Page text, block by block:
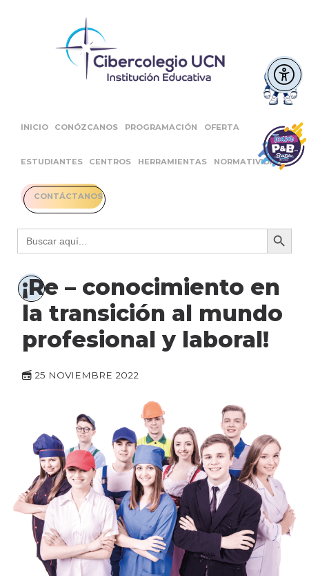
INICIO CONÓZCANOS PROGRAMACIÓN OFERTA
ESTUDIANTES CENTROS HERRAMIENTAS NORMATIVIDAD
CONTÁCTANOS
Buscar: Botón
¡Re – conocimiento en
la transición al mundo
profesional y laboral!
25 NOVIEMBRE 2022